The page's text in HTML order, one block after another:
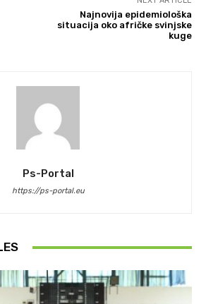
Najnovija epidemiološka
situacija oko afričke svinjske
kuge
Ps-Portal
https://ps-portal.eu